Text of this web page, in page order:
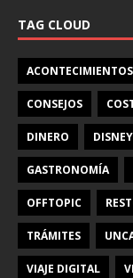
TAG CLOUD
ACONTECIMIENTOS
CONSEJOS
DINERO DISNEY
GASTRONOMÍA
OFFTOPIC
TRÁMITES
VIAJE DIGITAL